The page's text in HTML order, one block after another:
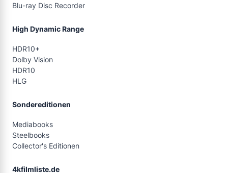
Blu-ray Disc Recorder
High Dynamic Range
HDR10+
Dolby Vision
HDR10
HLG
Sondereditionen
Mediabooks
Steelbooks
Collector's Editionen
4kfilmliste.de